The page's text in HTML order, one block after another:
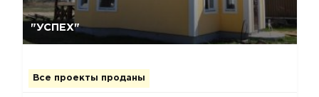
"УСПЕХ"
Все проекты проданы